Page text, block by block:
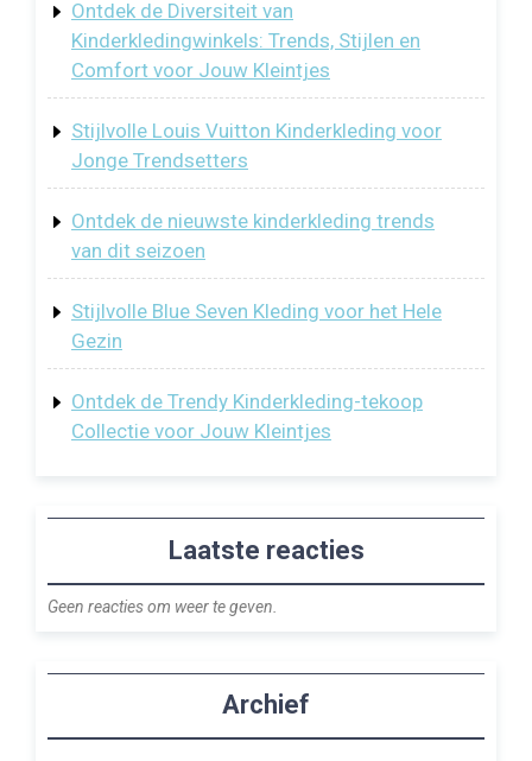
Ontdek de Diversiteit van
Kinderkledingwinkels: Trends, Stijlen en
Comfort voor Jouw Kleintjes
Stijlvolle Louis Vuitton Kinderkleding voor
Jonge Trendsetters
Ontdek de nieuwste kinderkleding trends
van dit seizoen
Stijlvolle Blue Seven Kleding voor het Hele
Gezin
Ontdek de Trendy Kinderkleding-tekoop
Collectie voor Jouw Kleintjes
Laatste reacties
Geen reacties om weer te geven.
Archief